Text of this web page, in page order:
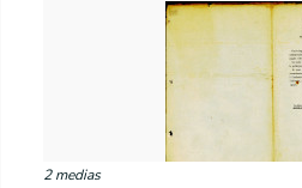
2 medias